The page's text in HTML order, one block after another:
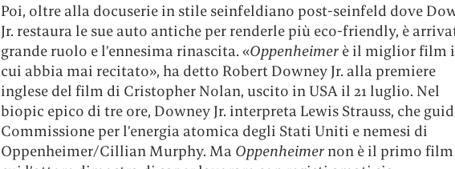
Poi, oltre alla docuserie in stile seinfeldiano post-seinfeld dove
Jr. restaura le sue auto antiche per renderle più eco-friendly, è
grande ruolo e l’ennesima rinascita. «Oppenheimerè il miglior film
cui abbia mai recitato», ha detto Robert Downey Jr. alla premiere
inglese del film di Cristopher Nolan, uscito in USA il 21 luglio. Nel
biopic epico di tre ore, Downey Jr. interpreta Lewis Strauss, che
Commissione per l’energia atomica degli Stati Uniti e nemesi di
Oppenheimer/Cillian Murphy. Ma Oppenheimer non è il primo